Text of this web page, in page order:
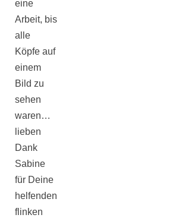
eine
Arbeit, bis
alle
Köpfe auf
einem
Bild zu
sehen
waren…
lieben
Dank
Sabine
für Deine
helfenden
flinken